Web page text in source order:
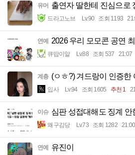
유머 출연자 딸한테 진심으로
드라고노브 Lv.90 조회 1193
연예 2026 우리 모모콘 공연
큐땁이알 Lv.88 조회 537 21:07
계층 (ㅇㅎ?) 겨드랑이 인증한
입사 Lv.94 조회 1605 추천 1
이슈 심판 성접대해도 징계 안
왜구김당 Lv.73 조회 1282 21:00
연예 유진이